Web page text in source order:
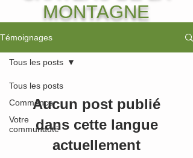
MONTAGNE
Témoignages
Tous les posts
Commencer
Votre
communauté
Tous les posts
Aucun post publié
dans cette langue
actuellement